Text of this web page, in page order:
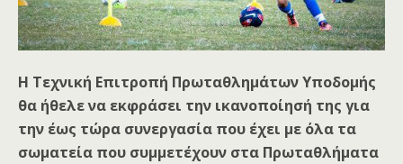
Η Τεχνική Επιτροπή Πρωταθλημάτων Υποδομής
θα ήθελε να εκφράσει την ικανοποίησή της για
την έως τώρα συνεργασία που έχει με όλα τα
σωματεία που συμμετέχουν στα Πρωταθλήματα